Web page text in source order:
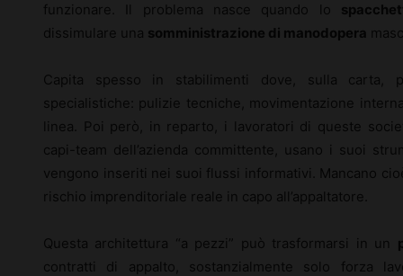
funzionare. Il problema nasce quando lo
dissimulare una somministrazione di manodopera
Capita spesso in stabilimenti dove, sulla carta,
specialistiche: pulizie tecniche, movimentazione
linea. Poi però, in reparto, i lavoratori di queste
capi-team dell’azienda committente, usano i suoi
vengono inseriti nei suoi flussi informativi. Mancano
rischio imprenditoriale reale in capo all’appaltatore.
Questa architettura “a pezzi” può trasformarsi in un
contratti di appalto, sostanzialmente solo forza